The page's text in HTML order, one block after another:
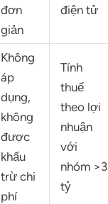
đơn
giản
điện tử
Không
áp
dụng,
không
được
khấu
trừ chi
phí
Tính
thuế
theo lợi
nhuận
với
nhóm >3
tỷ